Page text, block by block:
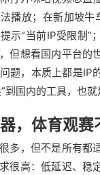
播放；在新加坡牛
示“当前IP受限制”
但想看国内平台的
题，本质上都是
到国内的工具，也就
，体育观赛
多，但不是所有都
很高：低延迟、稳